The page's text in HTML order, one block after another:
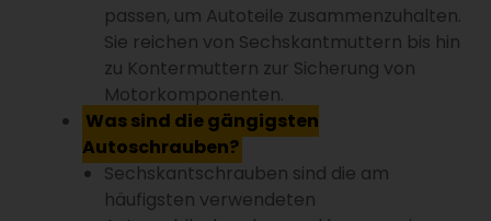
passen, um Autoteile zusammenzuhalten.
Sie reichen von Sechskantmuttern bis hin
zu Kontermuttern zur Sicherung von
Motorkomponenten.
Was sind die gängigsten
Autoschrauben?
Sechskantschrauben sind die am
häufigsten verwendeten